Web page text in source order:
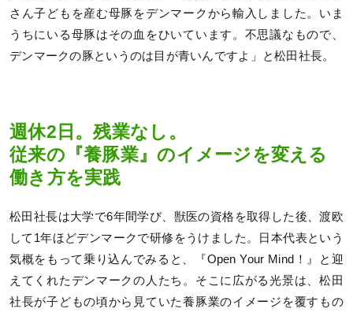
さん子どもを産む母豚をデンマークから輸入しました。いま
うちにいる母豚はその血をひいています。不思議なもので、
デンマークの豚というのは目が青いんですよ」と松田社長。
週休2日。残業なし。
従来の『養豚業』のイメージを変える
働き方を実践
松田社長は大学で6年間学び、獣医の資格を取得した後、渡欧
して1年ほどデンマークで研修をうけました。日本代表という
気概をもって乗り込んでみると、『Open Your Mind！』と迎
えてくれたデンマークの人たち。そこに広がる光景は、松田
社長が子どもの頃から見ていた養豚業のイメージを覆すもの